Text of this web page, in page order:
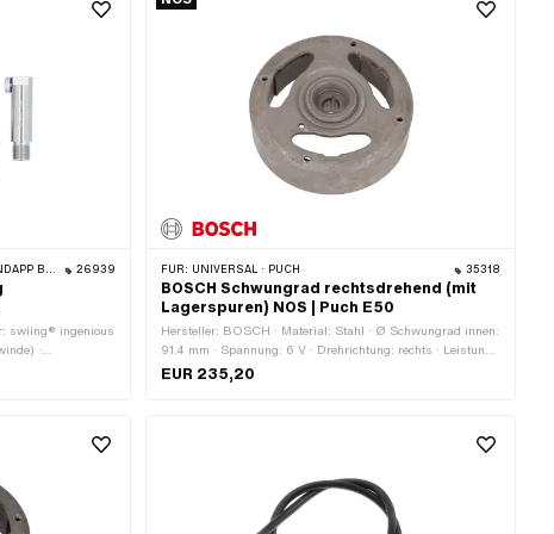
· BYE BIKE 26939
swiing® ingenious
·
Bestandteile:
FÜR: UNIVERSAL · PUCH 35318
BOSCH Schwungrad rechtsdrehend (mit
Lagerspuren) NOS | Puch E50
Hersteller: BOSCH · Material: Stahl · Ø Schwungrad innen:
91.4 mm · Spannung: 6 V · Drehrichtung: rechts · Leistung:
16 W · Leistung: 22 W · Ø Konus klein innen: 12.5 mm · Ø
EUR 235,20